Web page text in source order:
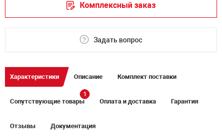
Комплексный заказ
Задать вопрос
Характеристики Описание Комплект поставки
Сопутствующие товары
1
Оплата и доставка Гарантия
Отзывы Документация